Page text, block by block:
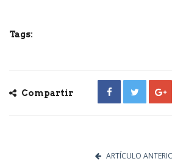
Tags:
Compartir
ARTÍCULO